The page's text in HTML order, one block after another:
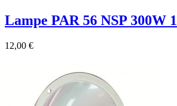
Lampe PAR 56 NSP 300W
12,00 €